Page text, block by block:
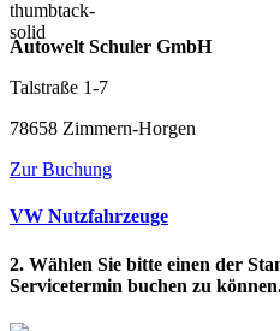
Autowelt Schuler GmbH
Talstraße 1-7
78658 Zimmern-Horgen
Zur Buchung
VW Nutzfahrzeuge
2. Wählen Sie bitte einen der
Servicetermin buchen zu